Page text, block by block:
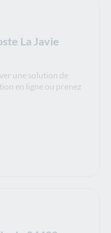
La Javie
une solution de
en ligne ou prenez